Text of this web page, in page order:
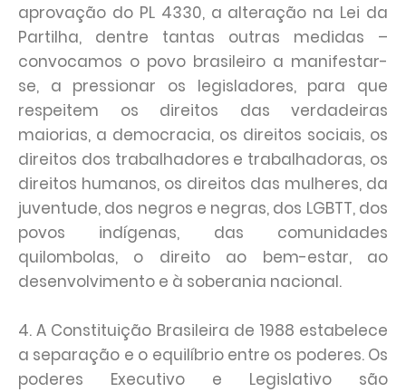
aprovação do PL 4330, a alteração na Lei da
Partilha, dentre tantas outras medidas –
convocamos o povo brasileiro a manifestar-
se, a pressionar os legisladores, para que
respeitem os direitos das verdadeiras
maiorias, a democracia, os direitos sociais, os
direitos dos trabalhadores e trabalhadoras, os
direitos humanos, os direitos das mulheres, da
juventude, dos negros e negras, dos LGBTT, dos
povos indígenas, das comunidades
quilombolas, o direito ao bem-estar, ao
desenvolvimento e à soberania nacional.
4. A Constituição Brasileira de 1988 estabelece
a separação e o equilíbrio entre os poderes. Os
poderes Executivo e Legislativo são